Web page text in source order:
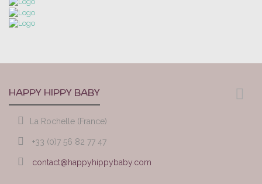
HAPPY HIPPY BABY
La Rochelle (France)
+33 (0)7 56 82 77 47
contact@happyhippybaby.com